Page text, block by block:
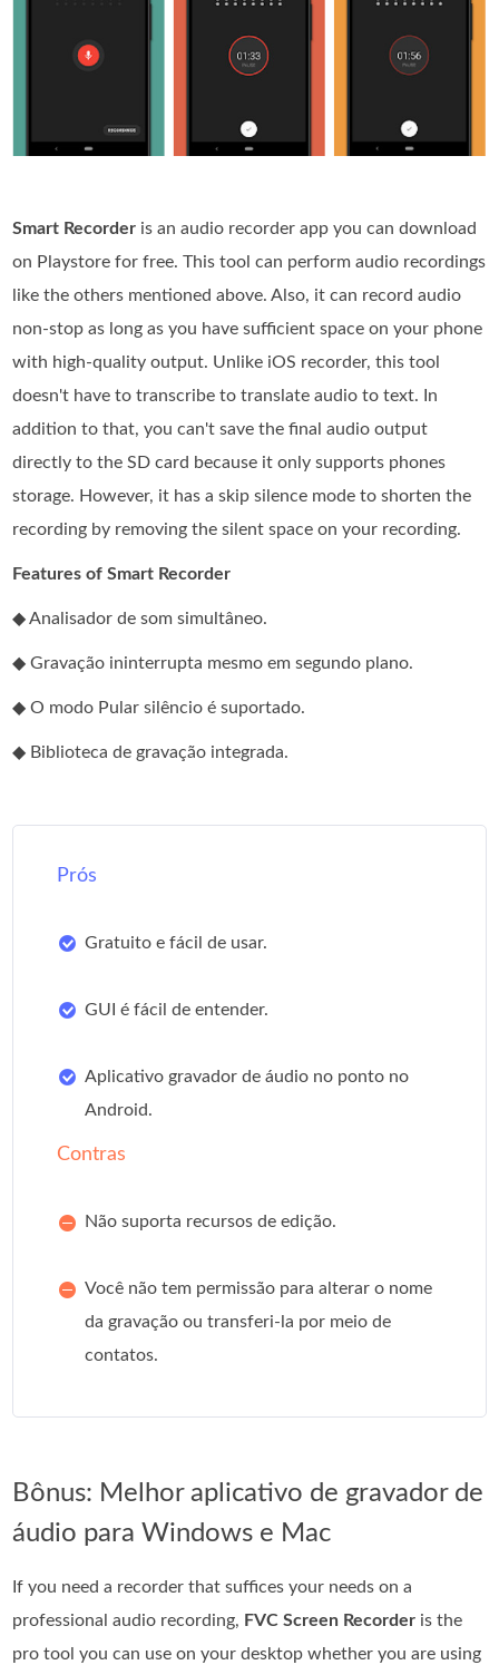
Smart Recorder is an audio recorder app you can download
on Playstore for free. This tool can perform audio recordings
like the others mentioned above. Also, it can record audio
non-stop as long as you have sufficient space on your phone
with high-quality output. Unlike iOS recorder, this tool
doesn't have to transcribe to translate audio to text. In
addition to that, you can't save the final audio output
directly to the SD card because it only supports phones
storage. However, it has a skip silence mode to shorten the
recording by removing the silent space on your recording.
Features of Smart Recorder
◆ Analisador de som simultâneo.
◆ Gravação ininterrupta mesmo em segundo plano.
◆ O modo Pular silêncio é suportado.
◆ Biblioteca de gravação integrada.
Prós
Gratuito e fácil de usar.
GUI é fácil de entender.
Aplicativo gravador de áudio no ponto no
Android.
Contras
Não suporta recursos de edição.
Você não tem permissão para alterar o nome
da gravação ou transferi-la por meio de
contatos.
Bônus: Melhor aplicativo de gravador de
áudio para Windows e Mac
If you need a recorder that suffices your needs on a
professional audio recording, FVC Screen Recorder is the
pro tool you can use on your desktop whether you are using